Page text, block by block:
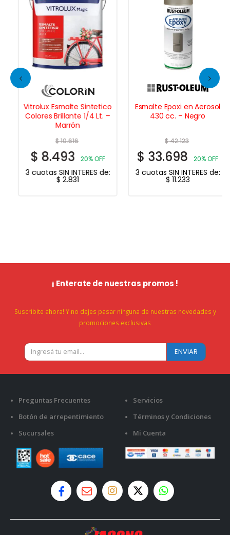
Vitrolux Esmalte Sintetico
Colores Brillante 1/4 Lt. –
Marrón
10.616
$8.493 20% OFF
3 cuotas SIN INTERES de:
2.831
Esmalte Epoxi en Aerosol
430 cc. – Negro
42.123
$33.698 20% OFF
3 cuotas SIN INTERES de:
11.233
¡ Enterate de nuestras promos !
Suscribite ahora! Y no dejes pasar ninguna de nuestras novedades y
promociones exclusivas
Preguntas Frecuentes
Botón de arrepentimiento
Sucursales
Servicios
Términos y Condiciones
Mi Cuenta